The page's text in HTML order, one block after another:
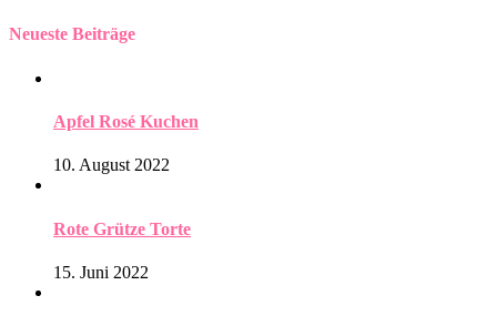
Neueste Beiträge
Apfel Rosé Kuchen
10. August 2022
Rote Grütze Torte
15. Juni 2022